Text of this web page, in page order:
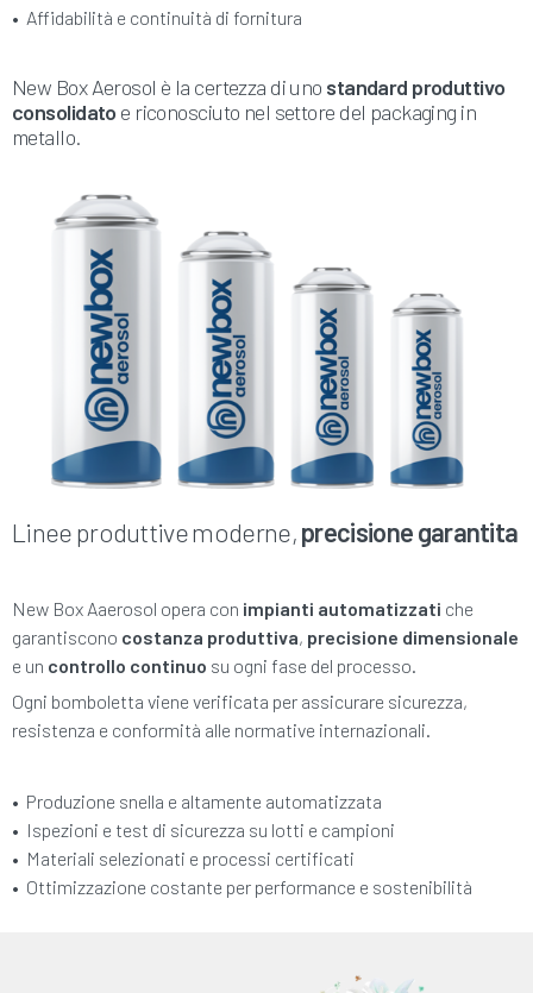
• Affidabilità e continuità di fornitura
New Box Aerosol è la certezza di uno standard produttivo
consolidato e riconosciuto nel settore del packaging in
metallo.
Linee produttive moderne,precisione garantita
New Box Aaerosol opera con impianti automatizzati che
garantiscono costanza produttiva, precisione dimensionale
e un controllo continuo su ogni fase del processo.
Ogni bomboletta viene verificata per assicurare sicurezza,
resistenza e conformità alle normative internazionali.
• Produzione snella e altamente automatizzata
• Ispezioni e test di sicurezza su lotti e campioni
• Materiali selezionati e processi certificati
• Ottimizzazione costante per performance e sostenibilità